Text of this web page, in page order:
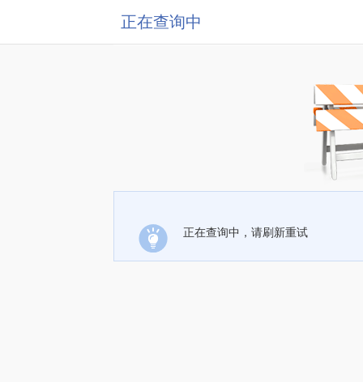
正在查询中
正在查询中，请刷新重试